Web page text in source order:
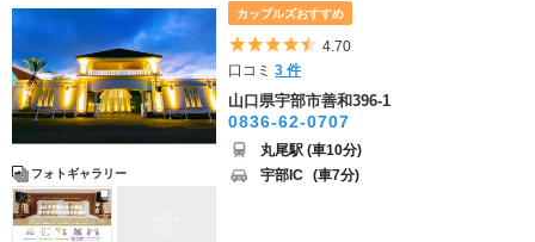
フォトギャラリー
カップルズおすすめ
5つ星のうち4.5
4.70
口コミ3 件
山口県宇部市善和396-1
0836-62-0707
丸尾駅 (車10分)
宇部IC (車7分)